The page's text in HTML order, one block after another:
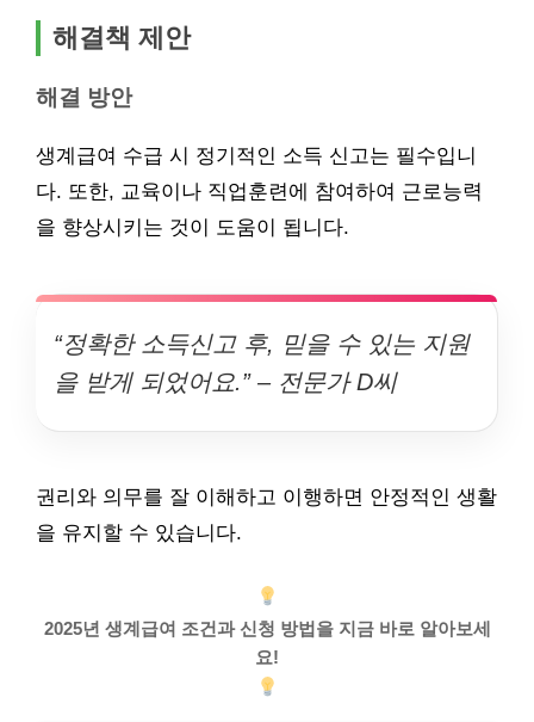
해결책 제안
해결 방안
생계급여 수급 시 정기적인 소득 신고는 필수입니
다. 또한, 교육이나 직업훈련에 참여하여 근로능력
을 향상시키는 것이 도움이 됩니다.
“정확한 소득신고 후, 믿을 수 있는 지원
을 받게 되었어요.” – 전문가 D씨
권리와 의무를 잘 이해하고 이행하면 안정적인 생활
을 유지할 수 있습니다.
2025년 생계급여 조건과 신청 방법을 지금 바로 알아보세
요!